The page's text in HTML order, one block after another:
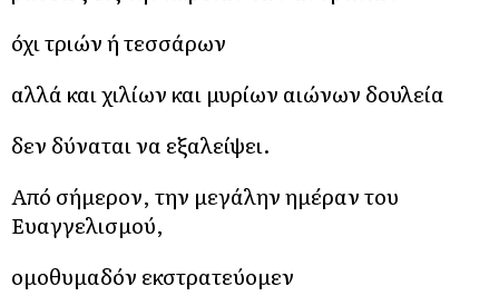
όχι τριών ή τεσσάρων
αλλά και χιλίων και μυρίων αιώνων δουλεία
δεν δύναται να εξαλείψει.
Από σήμερον, την μεγάλην ημέραν του
Ευαγγελισμού,
ομοθυμαδόν εκστρατεύομεν